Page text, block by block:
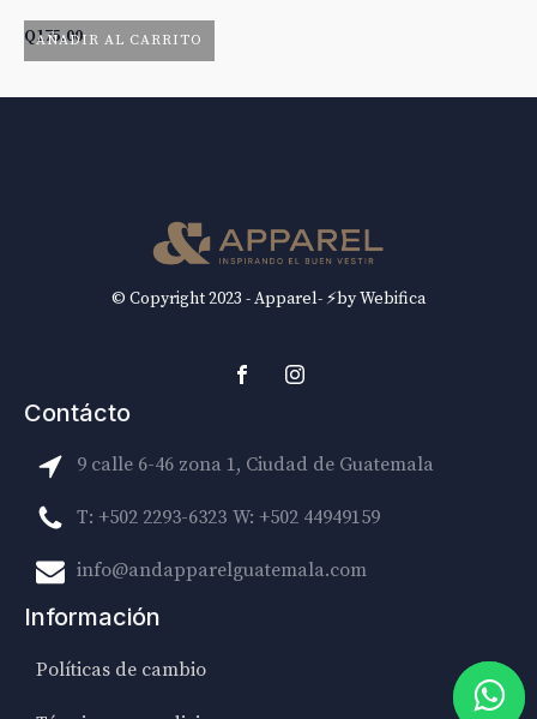
AÑADIR AL CARRITO
Q175.00
© Copyright 2023 - Apparel- ⚡by Webifica
Contácto
9 calle 6-46 zona 1, Ciudad de Guatemala
T: +502 2293-6323 W: +502 44949159
info@andapparelguatemala.com
Información
Políticas de cambio